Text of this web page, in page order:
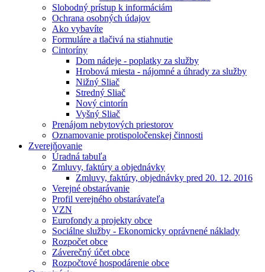
Slobodný prístup k informáciám
Ochrana osobných údajov
Ako vybavíte
Formuláre a tlačivá na stiahnutie
Cintoríny
Dom nádeje - poplatky za služby
Hrobová miesta - nájomné a úhrady za služby
Nižný Sliač
Stredný Sliač
Nový cintorín
Vyšný Sliač
Prenájom nebytových priestorov
Oznamovanie protispoločenskej činnosti
Zverejňovanie
Úradná tabuľa
Zmluvy, faktúry a objednávky
Zmluvy, faktúry, objednávky pred 20. 12. 2016
Verejné obstarávanie
Profil verejného obstarávateľa
VZN
Eurofondy a projekty obce
Sociálne služby - Ekonomicky oprávnené náklady
Rozpočet obce
Záverečný účet obce
Rozpočtové hospodárenie obce